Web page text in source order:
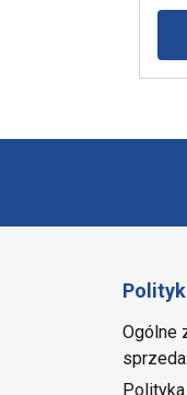
Ogólne